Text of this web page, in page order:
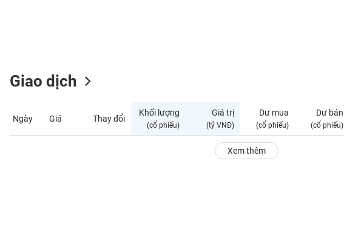
Giao dịch
Ngày Giá Thay đổi
Khối lượng
(cổ phiếu)
Giá trị
(tỷ VNĐ)
Dư mua
(cổ phiếu)
Dư bán
(cổ phiếu)
Xem thêm
CÁ
NHÂN